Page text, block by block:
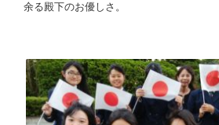
余る殿下のお優しさ。